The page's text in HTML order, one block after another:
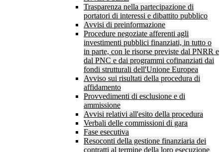
Trasparenza nella partecipazione di
portatori di interessi e dibattito pubblico
Avvisi di preinformazione
Procedure negoziate afferenti agli
investimenti pubblici finanziati, in tutto o
in parte, con le risorse previste dal PNRR e
dal PNC e dai programmi cofinanziati dai
fondi strutturali dell'Unione Europea
Avviso sui risultati della procedura di
affidamento
Provvedimenti di esclusione e di
ammissione
Avvisi relativi all'esito della procedura
Verbali delle commissioni di gara
Fase esecutiva
Resoconti della gestione finanziaria dei
contratti al termine della loro esecuzione